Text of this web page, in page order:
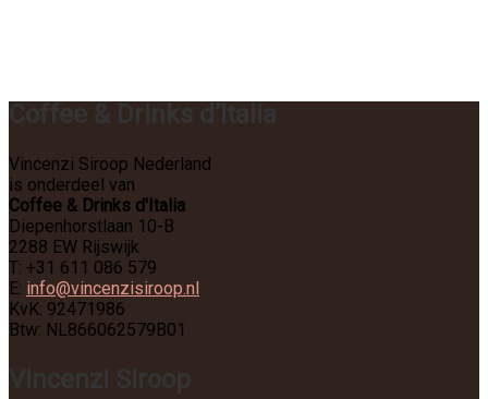
Vincenzi Siroop Nederland
is onderdeel van
Coffee & Drinks d'Italia
Diepenhorstlaan 10-B
2288 EW Rijswijk
T: +31 611 086 579
E: info@vincenzisiroop.nl
KvK: 92471986
Btw: NL866062579B01